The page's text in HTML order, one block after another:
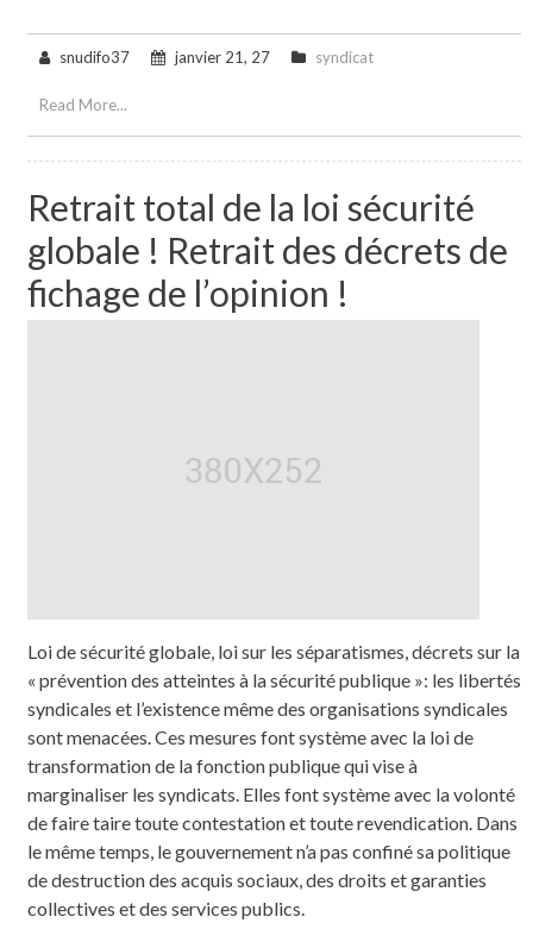
snudifo37 janvier 21, 27 syndicat
Read More...
Retrait total de la loi sécurité
globale ! Retrait des décrets de
fichage de l’opinion !
Loi de sécurité globale, loi sur les séparatismes, décrets sur la
« prévention des atteintes à la sécurité publique »: les libertés
syndicales et l’existence même des organisations syndicales
sont menacées. Ces mesures font système avec la loi de
transformation de la fonction publique qui vise à
marginaliser les syndicats. Elles font système avec la volonté
de faire taire toute contestation et toute revendication. Dans
le même temps, le gouvernement n’a pas confiné sa politique
de destruction des acquis sociaux, des droits et garanties
collectives et des services publics.